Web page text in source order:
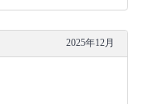
2025年12月